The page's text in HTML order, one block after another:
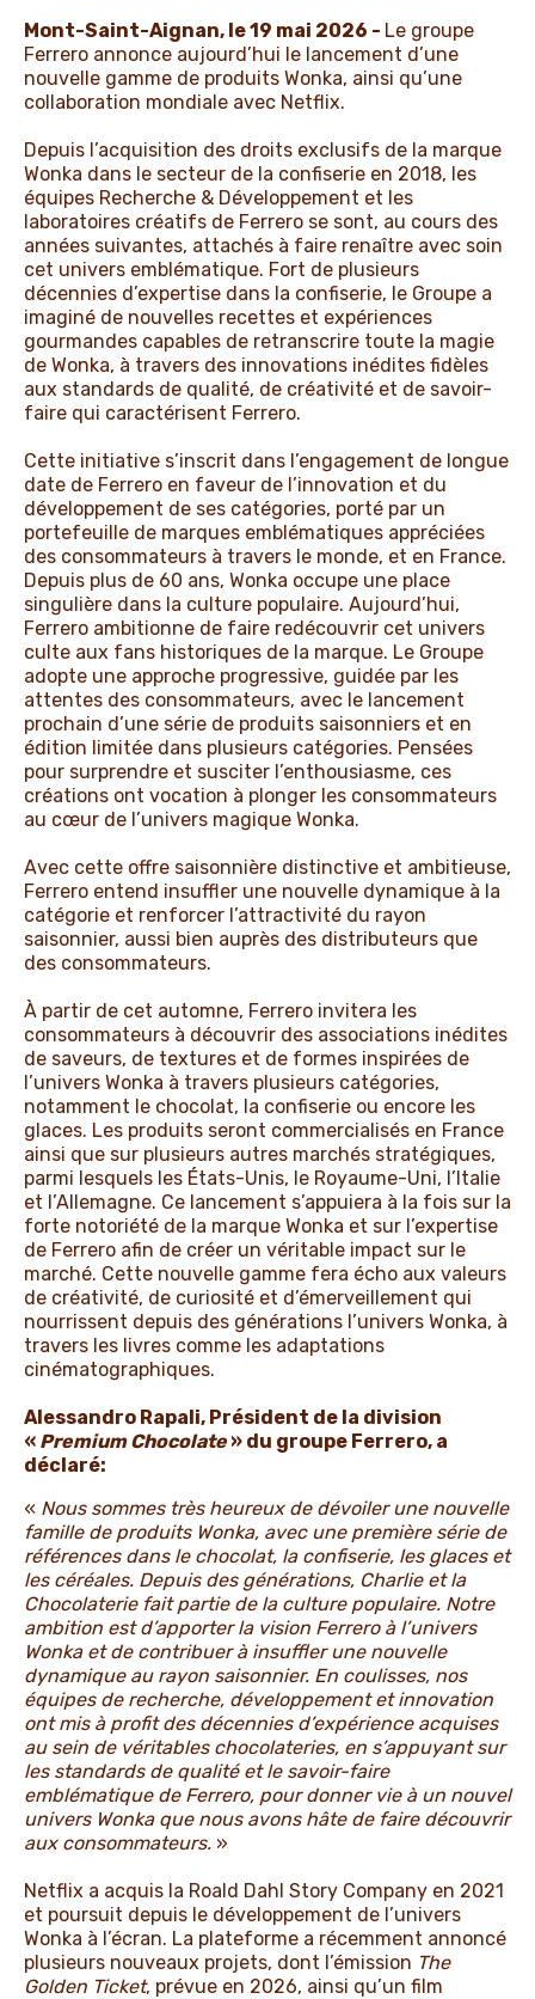
Mont-Saint-Aignan, le 19 mai 2026 - Le groupe
Ferrero annonce aujourd’hui le lancement d’une
nouvelle gamme de produits Wonka, ainsi qu’une
collaboration mondiale avec Netflix.
Depuis l’acquisition des droits exclusifs de la marque
Wonka dans le secteur de la confiserie en 2018, les
équipes Recherche & Développement et les
laboratoires créatifs de Ferrero se sont, au cours des
années suivantes, attachés à faire renaître avec soin
cet univers emblématique. Fort de plusieurs
décennies d’expertise dans la confiserie, le Groupe a
imaginé de nouvelles recettes et expériences
gourmandes capables de retranscrire toute la magie
de Wonka, à travers des innovations inédites fidèles
aux standards de qualité, de créativité et de savoir-
faire qui caractérisent Ferrero.
Cette initiative s’inscrit dans l’engagement de longue
date de Ferrero en faveur de l’innovation et du
développement de ses catégories, porté par un
portefeuille de marques emblématiques appréciées
des consommateurs à travers le monde, et en France.
Depuis plus de 60 ans, Wonka occupe une place
singulière dans la culture populaire. Aujourd’hui,
Ferrero ambitionne de faire redécouvrir cet univers
culte aux fans historiques de la marque. Le Groupe
adopte une approche progressive, guidée par les
attentes des consommateurs, avec le lancement
prochain d’une série de produits saisonniers et en
édition limitée dans plusieurs catégories. Pensées
pour surprendre et susciter l’enthousiasme, ces
créations ont vocation à plonger les consommateurs
au cœur de l’univers magique Wonka.
Avec cette offre saisonnière distinctive et ambitieuse,
Ferrero entend insuffler une nouvelle dynamique à la
catégorie et renforcer l’attractivité du rayon
saisonnier, aussi bien auprès des distributeurs que
des consommateurs.
À partir de cet automne, Ferrero invitera les
consommateurs à découvrir des associations inédites
de saveurs, de textures et de formes inspirées de
l’univers Wonka à travers plusieurs catégories,
notamment le chocolat, la confiserie ou encore les
glaces. Les produits seront commercialisés en France
ainsi que sur plusieurs autres marchés stratégiques,
parmi lesquels les États-Unis, le Royaume-Uni, l’Italie
et l’Allemagne. Ce lancement s’appuiera à la fois sur la
forte notoriété de la marque Wonka et sur l’expertise
de Ferrero afin de créer un véritable impact sur le
marché. Cette nouvelle gamme fera écho aux valeurs
de créativité, de curiosité et d’émerveillement qui
nourrissent depuis des générations l’univers Wonka, à
travers les livres comme les adaptations
cinématographiques.
Alessandro Rapali, Président de la division
« Premium Chocolate» du groupe Ferrero, a
déclaré:
« Nous sommes très heureux de dévoiler une nouvelle
famille de produits Wonka, avec une première série de
références dans le chocolat, la confiserie, les glaces et
les céréales. Depuis des générations, Charlie et la
Chocolaterie fait partie de la culture populaire. Notre
ambition est d’apporter la vision Ferrero à l’univers
Wonka et de contribuer à insuffler une nouvelle
dynamique au rayon saisonnier. En coulisses, nos
équipes de recherche, développement et innovation
ont mis à profit des décennies d’expérience acquises
au sein de véritables chocolateries, en s’appuyant sur
les standards de qualité et le savoir-faire
emblématique de Ferrero, pour donner vie à un nouvel
univers Wonka que nous avons hâte de faire découvrir
aux consommateurs. »
Netflix a acquis la Roald Dahl Story Company en 2021
et poursuit depuis le développement de l’univers
Wonka à l’écran. La plateforme a récemment annoncé
plusieurs nouveaux projets, dont l’émission The
Golden Ticket, prévue en 2026, ainsi qu’un film